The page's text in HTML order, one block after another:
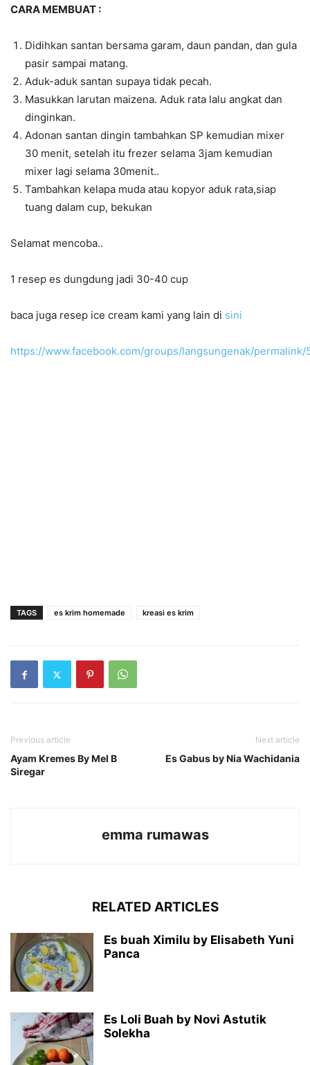
CARA MEMBUAT :
Didihkan santan bersama garam, daun pandan, dan gula
pasir sampai matang.
Aduk-aduk santan supaya tidak pecah.
Masukkan larutan maizena. Aduk rata lalu angkat dan
dinginkan.
Adonan santan dingin tambahkan SP kemudian mixer
30 menit, setelah itu frezer selama 3jam kemudian
mixer lagi selama 30menit..
Tambahkan kelapa muda atau kopyor aduk rata,siap
tuang dalam cup, bekukan
Selamat mencoba..
1 resep es dungdung jadi 30-40 cup
baca juga resep ice cream kami yang lain di sini
https://www.facebook.com/groups/langsungenak/
TAGS es krim homemade kreasi es krim
Previous article
Ayam Kremes By Mel B
Siregar
Next article
Es Gabus by Nia Wachidania
emma rumawas
RELATED ARTICLES
Es buah Ximilu by Elisabeth Yuni
Panca
Es Loli Buah by Novi Astutik
Solekha